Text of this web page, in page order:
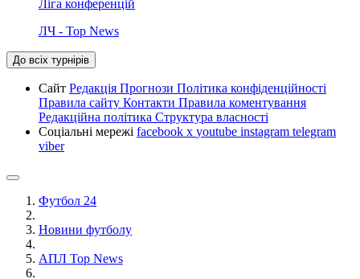
Ліга конференцій
ЛЧ - Top News
До всіх турнірів
Сайт Редакція Прогнози Політика конфіденційності
Правила сайту Контакти Правила коментування
Редакційна політика Структура власності
Соціальні мережі facebook x youtube instagram telegram
viber
Футбол 24
Новини футболу
АПЛ Top News